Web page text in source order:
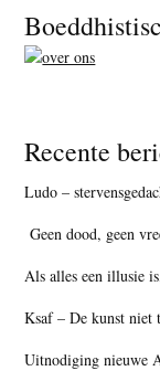
Footer
Recente
Ludo –
Geen dood, geen
Als alles een illusie
Ksaf – De kunst niet
Uitnodiging nieuwe